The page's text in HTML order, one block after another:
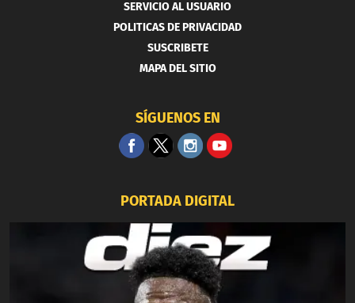
SERVICIO AL USUARIO
POLITICAS DE PRIVACIDAD
SUSCRIBETE
MAPA DEL SITIO
SÍGUENOS EN
PORTADA DIGITAL